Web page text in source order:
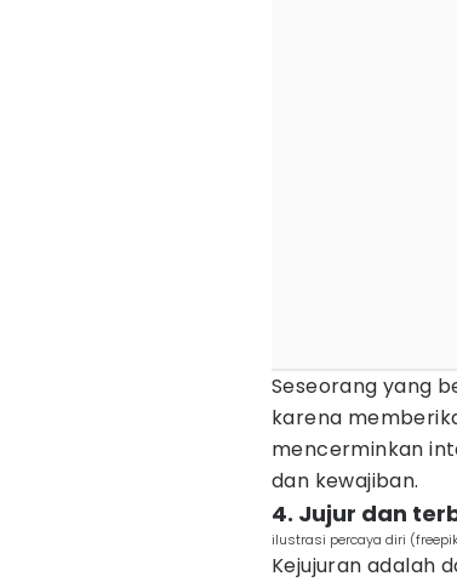
Seseorang yang
karena
mencerminkan
dan kewajiban.
4. Jujur dan
ilustrasi percaya diri
Kejujuran adalah